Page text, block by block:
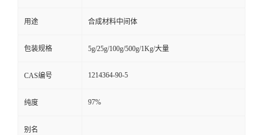
用途 合成材料中间体
包装规格 5g/25g/100g/500g/1Kg/大量
CAS编号 1214364-90-5
纯度 97%
别名